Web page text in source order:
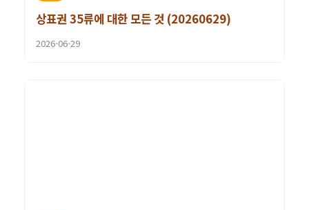
상표권 35류에 대한 모든 것 (20260629)
2026-06-29